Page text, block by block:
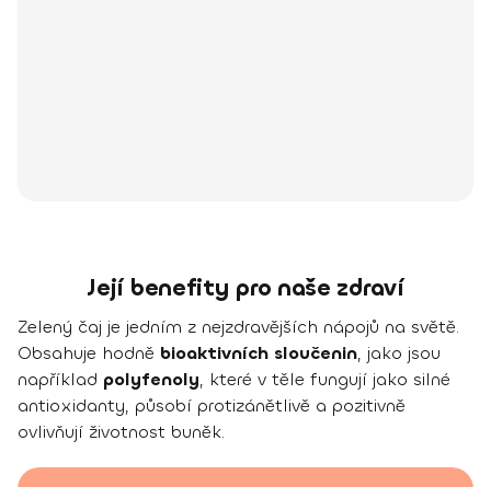
Její benefity pro naše zdraví
Zelený čaj je jedním z nejzdravějších nápojů na světě.
Obsahuje hodně bioaktivních sloučenin, jako jsou
například polyfenoly, které v těle fungují jako silné
antioxidanty, působí protizánětlivě a pozitivně
ovlivňují životnost buněk.